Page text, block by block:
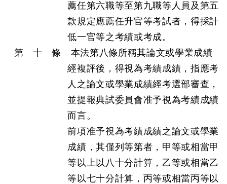
薦任第六職等至第九職等人員及第五
款規定應薦任升官等考試者，得採計
低一官等之考績或考成。
第 十 條 本法第八條所稱其論文或學業成績
經複評後，得視為考績成績，指應考
人之論文或學業成績經考選部審查，
並提報典試委員會准予視為考績成績
而言。
前項准予視為考績成績之論文或學業
成績，其僅列等第者，甲等或相當甲
等以上以八十分計算，乙等或相當乙
等以七十分計算，丙等或相當丙等以